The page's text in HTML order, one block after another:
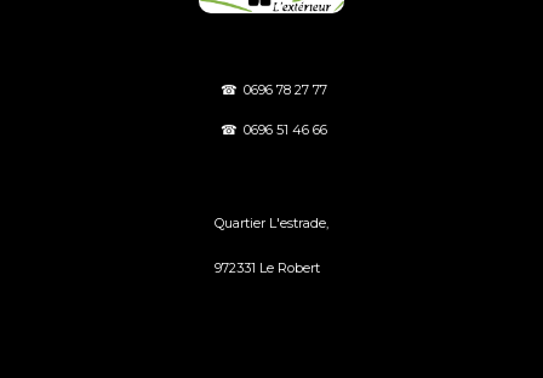
☎ 0696 78 27 77
☎ 0696 51 46 66
Quartier L'estrade,
972331 Le Robert